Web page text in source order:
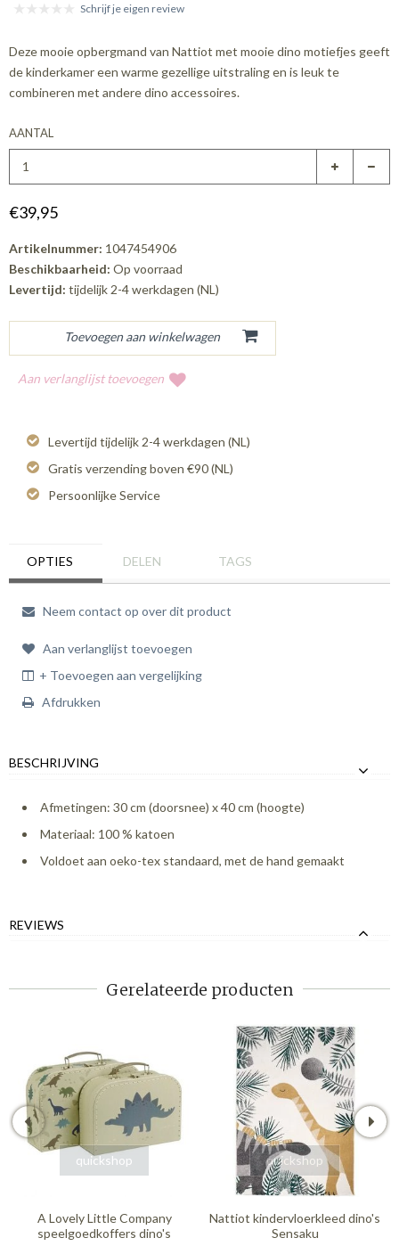
Schrijf je eigen review
Deze mooie opbergmand van Nattiot met mooie dino motiefjes geeft
de kinderkamer een warme gezellige uitstraling en is leuk te
combineren met andere dino accessoires.
AANTAL
€39,95
Artikelnummer: 1047454906
Beschikbaarheid: Op voorraad
Levertijd: tijdelijk 2-4 werkdagen (NL)
Aan verlanglijst toevoegen
Levertijd tijdelijk 2-4 werkdagen (NL)
Gratis verzending boven €90 (NL)
Persoonlijke Service
OPTIES DELEN TAGS
Neem contact op over dit product
Aan verlanglijst toevoegen
+ Toevoegen aan vergelijking
Afdrukken
BESCHRIJVING
Afmetingen: 30 cm (doorsnee) x 40 cm (hoogte)
Materiaal: 100 % katoen
Voldoet aan oeko-tex standaard, met de hand gemaakt
REVIEWS
Gerelateerde producten
quickshop
A Lovely Little Company
speelgoedkoffers dino's
quickshop
Nattiot kindervloerkleed dino's
Sensaku